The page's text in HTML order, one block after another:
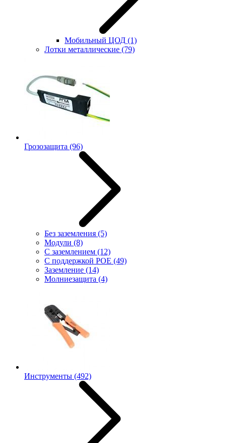
Мобильный ЦОД (1)
Лотки металлические (79)
Грозозащита (96)
Без заземления (5)
Модули (8)
С заземлением (12)
С поддержкой POE (49)
Заземление (14)
Молниезащита (4)
Инструменты (492)